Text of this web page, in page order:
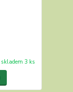
skladem 3 ks